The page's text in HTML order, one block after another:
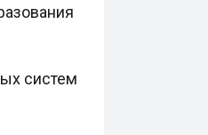
систем